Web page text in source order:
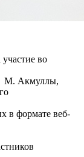
во
М. Акмуллы,
в формате веб-